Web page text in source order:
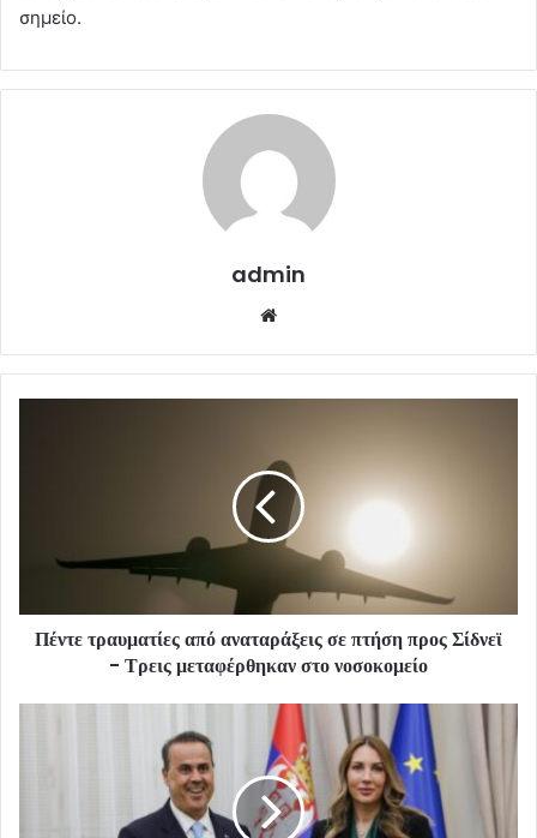
σημείο.
admin
Πέντε τραυματίες από αναταράξεις σε πτήση προς Σίδνεϊ
- Τρεις μεταφέρθηκαν στο νοσοκομείο